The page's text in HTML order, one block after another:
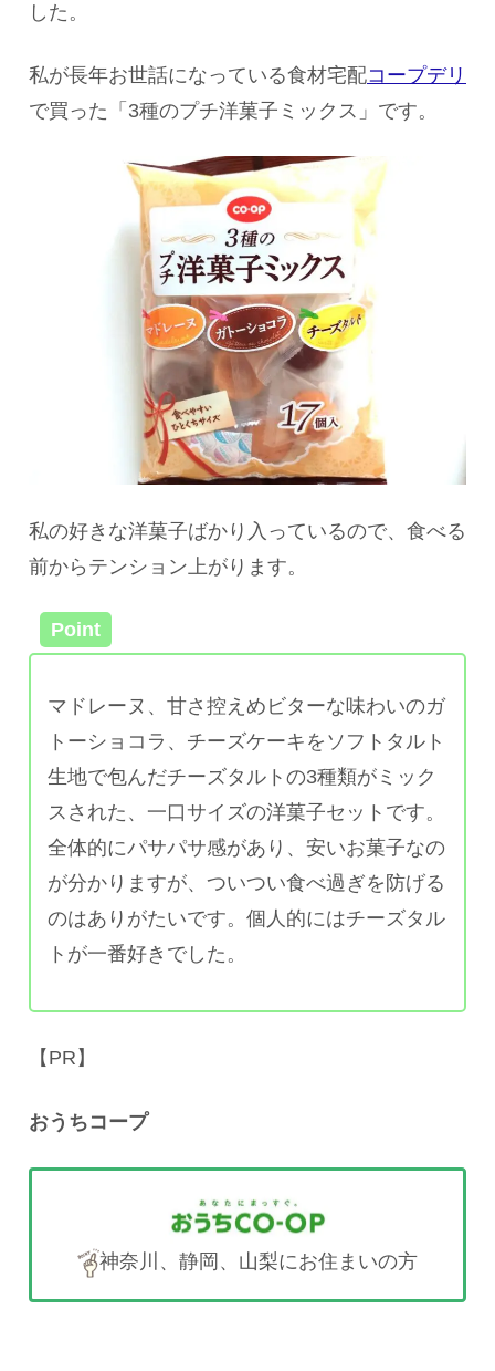
した。
私が長年お世話になっている食材宅配コープデリ
で買った「3種のプチ洋菓子ミックス」です。
私の好きな洋菓子ばかり入っているので、食べる
前からテンション上がります。
Point
マドレーヌ、甘さ控えめビターな味わいのガ
トーショコラ、チーズケーキをソフトタルト
生地で包んだチーズタルトの3種類がミック
スされた、一口サイズの洋菓子セットです。
全体的にパサパサ感があり、安いお菓子なの
が分かりますが、ついつい食べ過ぎを防げる
のはありがたいです。個人的にはチーズタル
トが一番好きでした。
【PR】
おうちコープ
神奈川、静岡、山梨にお住まいの方